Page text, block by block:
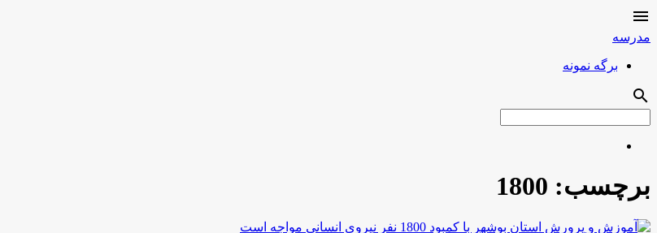

مدرسه
برگه نمونه
search
برچسب: 1800